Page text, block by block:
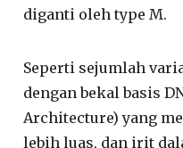
diganti oleh type M.
Seperti sejumlah
dengan bekal basis
Architecture) yang
lebih luas, dan irit